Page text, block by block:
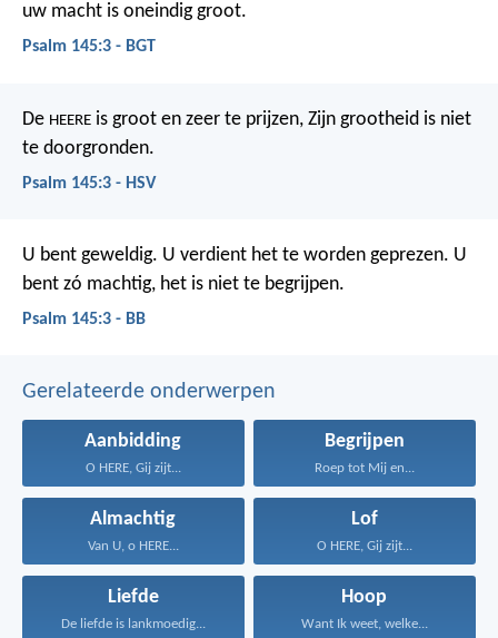
uw macht is oneindig groot.
Psalm 145:3 - BGT
De HEERE is groot en zeer te prijzen, Zijn grootheid is niet
te doorgronden.
Psalm 145:3 - HSV
U bent geweldig. U verdient het te worden geprezen. U
bent zó machtig, het is niet te begrijpen.
Psalm 145:3 - BB
Gerelateerde onderwerpen
Aanbidding
O HERE, Gij zijt...
Begrijpen
Roep tot Mij en...
Almachtig
Van U, o HERE...
Lof
O HERE, Gij zijt...
Liefde
De liefde is lankmoedig...
Hoop
Want Ik weet, welke...